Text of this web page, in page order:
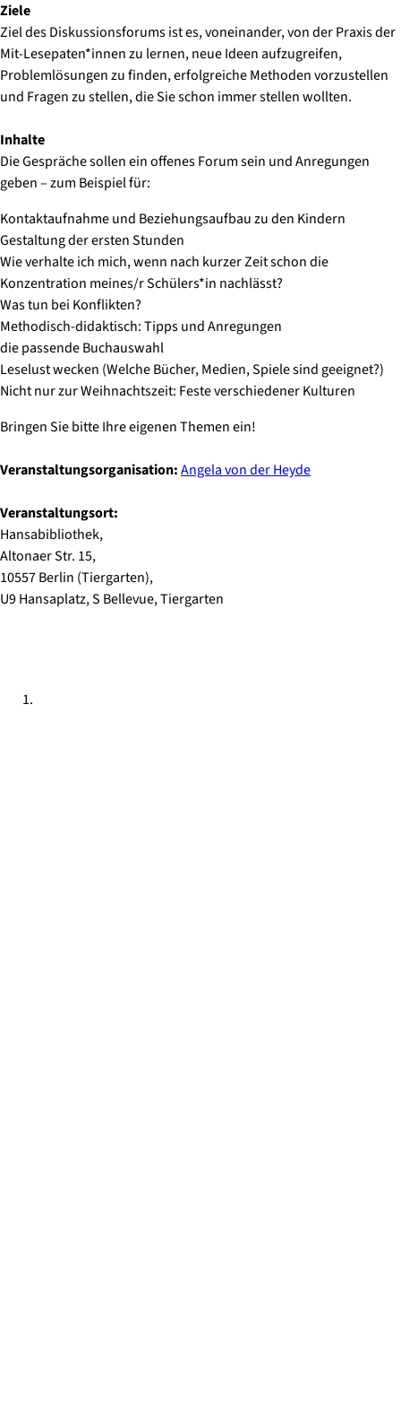
Ziele
Ziel des Diskussionsforums ist es, voneinander, von der Praxis der
Mit-Lesepaten*innen zu lernen, neue Ideen aufzugreifen,
Problemlösungen zu finden, erfolgreiche Methoden vorzustellen
und Fragen zu stellen, die Sie schon immer stellen wollten.
Inhalte
Die Gespräche sollen ein offenes Forum sein und Anregungen
geben – zum Beispiel für:
Kontaktaufnahme und Beziehungsaufbau zu den Kindern
Gestaltung der ersten Stunden
Wie verhalte ich mich, wenn nach kurzer Zeit schon die
Konzentration meines/r Schülers*in nachlässt?
Was tun bei Konflikten?
Methodisch-didaktisch: Tipps und Anregungen
die passende Buchauswahl
Leselust wecken (Welche Bücher, Medien, Spiele sind geeignet?)
Nicht nur zur Weihnachtszeit: Feste verschiedener Kulturen
Bringen Sie bitte Ihre eigenen Themen ein!
Veranstaltungsorganisation:Angela von der Heyde
Veranstaltungsort:
Hansabibliothek,
Altonaer Str. 15,
10557 Berlin (Tiergarten),
U9 Hansaplatz, S Bellevue, Tiergarten